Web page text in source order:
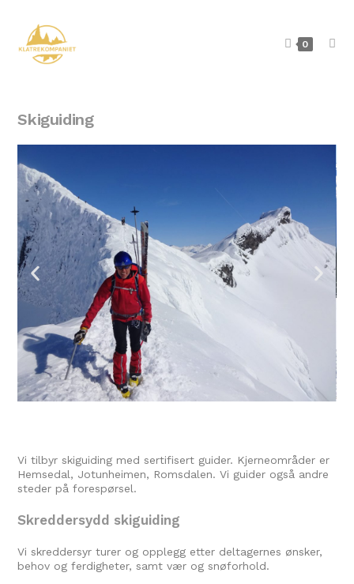
0
Skiguiding
Vi tilbyr skiguiding med sertifisert guider. Kjerneområder er
Hemsedal, Jotunheimen, Romsdalen. Vi guider også andre
steder på forespørsel.
Skreddersydd skiguiding
Vi skreddersyr turer og opplegg etter deltagernes ønsker,
behov og ferdigheter, samt vær og snøforhold.